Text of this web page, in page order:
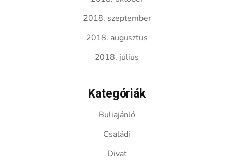
2018. szeptember
2018. augusztus
2018. július
Kategóriák
Buliajánló
Családi
Divat